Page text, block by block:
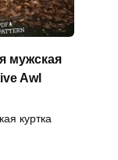
мужская
Awl
куртка